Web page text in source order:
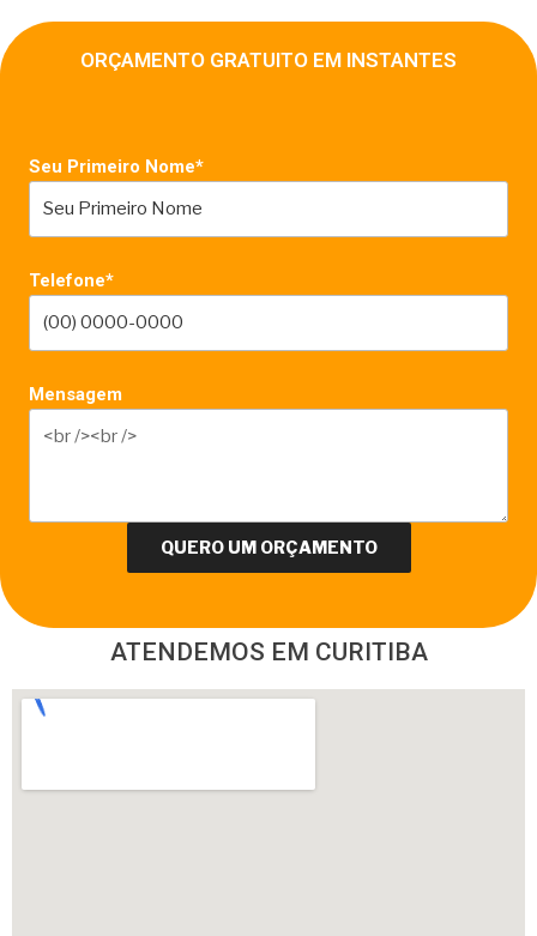
ORÇAMENTO GRATUITO EM INSTANTES
Seu Primeiro Nome*
Telefone*
Mensagem
ATENDEMOS EM CURITIBA